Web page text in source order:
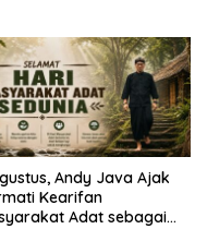
Andy Java Ajak
Kearifan
Adat sebagai